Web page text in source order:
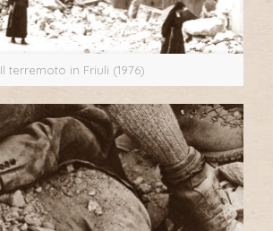
Il terremoto in Friuli (1976)